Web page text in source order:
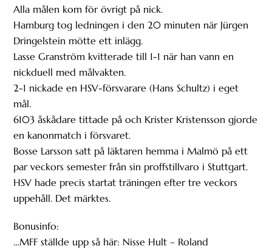
Alla målen kom för övrigt på nick.
Hamburg tog ledningen i den 20 minuten när Jürgen
Dringelstein mötte ett inlägg.
Lasse Granström kvitterade till 1-1 när han vann en
nickduell med målvakten.
2-1 nickade en HSV-försvarare (Hans Schultz) i eget
mål.
6103 åskådare tittade på och Krister Kristensson gjorde
en kanonmatch i försvaret.
Bosse Larsson satt på läktaren hemma i Malmö på ett
par veckors semester från sin proffstillvaro i Stuttgart.
HSV hade precis startat träningen efter tre veckors
uppehåll. Det märktes.
Bonusinfo:
…MFF ställde upp så här: Nisse Hult – Roland